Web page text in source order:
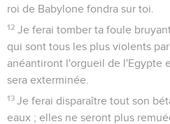
roi de Babylone fondra sur toi.
12 Je ferai tomber ta foule
qui sont tous les plus violents
anéantiront l'orgueil de l'Egypte
sera exterminée.
13 Je ferai disparaître tout son
eaux ; elles ne seront plus